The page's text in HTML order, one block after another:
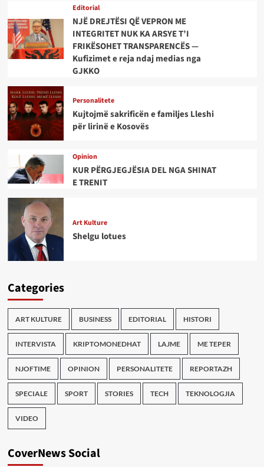
Editorial
NJË DREJTËSI QË VEPRON ME
INTEGRITET NUK KA ARSYE T’I
FRIKËSOHET TRANSPARENCËS —
Kufizimet e reja ndaj medias nga
GJKKO
Personalitete
Kujtojmë sakrificën e familjes Lleshi
për lirinë e Kosovës
Opinion
KUR PËRGJEGJËSIA DEL NGA SHINAT
E TRENIT
Art Kulture
Shelgu lotues
Categories
ART KULTURE BUSINESS EDITORIAL HISTORI
INTERVISTA KRIPTOMONEDHAT LAJME ME TEPER
NJOFTIME OPINION PERSONALITETE REPORTAZH
SPECIALE SPORT STORIES TECH TEKNOLOGJIA
VIDEO
CoverNews Social